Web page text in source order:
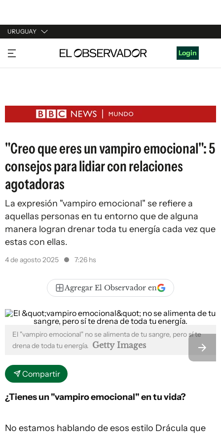
URUGUAY
URUGUAY
ARGENTINA
ESTADOS UNIDOS
Login
"Creo que eres un vampiro emocional": 5
consejos para lidiar con relaciones
agotadoras
La expresión "vampiro emocional" se refiere a
aquellas personas en tu entorno que de alguna
manera logran drenar toda tu energía cada vez que
estas con ellas.
4 de agosto 2025 7:26 hs
Agregar El Observador en
El "vampiro emocional" no se alimenta de tu sangre, pero sí te
drena de toda tu energía. Getty Images
Compartir
¿Tienes un "vampiro emocional" en tu vida?
No estamos hablando de esos estilo Drácula que